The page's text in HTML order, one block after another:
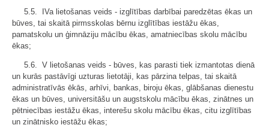
5.5. IVa lietošanas veids - izglītības darbībai paredzētas ēkas un
būves, tai skaitā pirmsskolas bērnu izglītības iestāžu ēkas,
pamatskolu un ģimnāziju mācību ēkas, amatniecības skolu mācību
ēkas;
5.6. V lietošanas veids - būves, kas parasti tiek izmantotas dienā
un kurās pastāvīgi uzturas lietotāji, kas pārzina telpas, tai skaitā
administratīvās ēkās, arhīvi, bankas, biroju ēkas, glābšanas dienestu
ēkas un būves, universitāšu un augstskolu mācību ēkas, zinātnes un
pētniecības iestāžu ēkas, interešu skolu mācību ēkas, citu izglītības
un zinātnisko iestāžu ēkas;